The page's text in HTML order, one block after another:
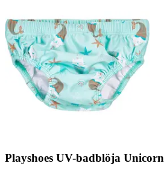
Playshoes UV-badblöja Unicorn